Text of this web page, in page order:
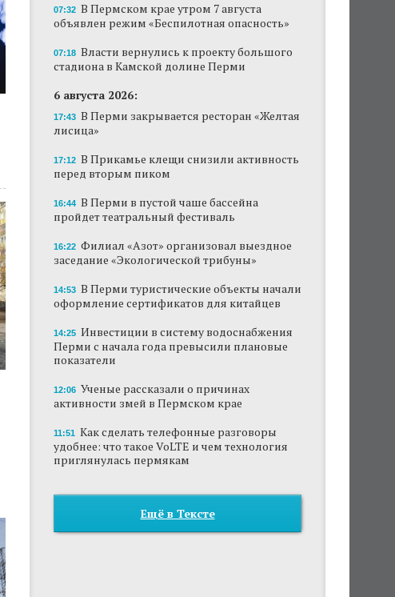
07:32 В Пермском крае утром 7 августа
объявлен режим «Беспилотная опасность»
07:18 Власти вернулись к проекту большого
стадиона в Камской долине Перми
6 августа 2026:
17:43 В Перми закрывается ресторан «Желтая
лисица»
17:12 В Прикамье клещи снизили активность
перед вторым пиком
16:44 В Перми в пустой чаше бассейна
пройдет театральный фестиваль
16:22 Филиал «Азот» организовал выездное
заседание «Экологической трибуны»
14:53 В Перми туристические объекты начали
оформление сертификатов для китайцев
14:25 Инвестиции в систему водоснабжения
Перми с начала года превысили плановые
показатели
12:06 Ученые рассказали о причинах
активности змей в Пермском крае
11:51 Как сделать телефонные разговоры
удобнее: что такое VoLTE и чем технология
приглянулась пермякам
Ещё в Тексте